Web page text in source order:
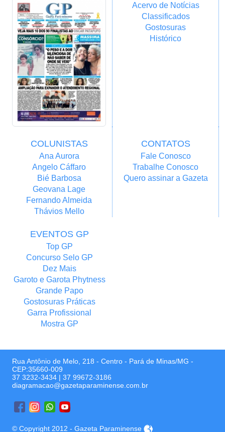
Acervo de Notícias
Classificados
Gostosuras
Histórico
COLUNISTAS
Ana Aurora
Angelo Cáffaro
Bié Barbosa
Geovana Lage
Fernando Almeida
Thávios Mello
CONTATOS
Fale Conosco
Trabalhe Conosco
Quero assinar a Gazeta
EVENTOS GP
Top GP
Concurso Selo GP
Dez Mais
Garoto e Garota Phytness
Grande Papo
Gostosuras Práticas
Garra Profissional
Mostra GP
Rua Antônio de Melo, 218 - Centro - Pará de Minas/MG -
CEP:35660-009
37 3232-3434 | 37 99672-3186
diagramacao@gazetaparaminense.com.br
© Copyright 2012 - Gazeta Paraminense